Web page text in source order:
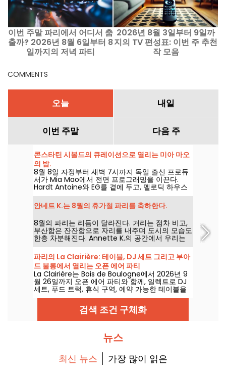
이번 주말 파리에서 어디서 춤
출까? 2026년 8월 6일부터 8
일까지의 저녁 파티
2026년 8월 3일부터 9일까
지의 TV 편성표: 이번 주 추천
작 모음
COMMENTS
오늘 내일
이번 주말 다음 주
콘스타틴 시볼드의 큐레이션으로 열리는 미아 마오
의 밤.
8월 8일 자정부터 새벽 7시까지 독일 출신 프로듀
서가 Mia Mao에서 전면 프로그래밍을 이끈다.
Hardt Antoine와 EG를 곁에 두고, 멜로딕 하우스
와 테크노를 넘나드는 경계의 밤을 펼친다.
안네트 K.는 8월의 휴가철 파리를 축하한다.
8월의 파리는 리듬이 달라진다. 거리는 점차 비고,
부산함은 잔잔함으로 자리를 내주며 도시의 모습도
한층 차분해진다. Annette K.의 공간에서 우리는
이 특별한 여백을 만끽하며 휴가의 분위기를 더 오
래 끌어안고, 발은 거의 물에 닿을 만큼 여유를 즐
긴 뒤 새 학기를 맞이한다.
파리의 La Clairière: 테이블, DJ 세트 그리고 부아
드 불롱에서 열리는 오픈 에어 파티
La Clairière는 Bois de Boulogne에서 2026년 9
월 26일까지 오픈 에어 파티와 함께, 일렉트로 DJ
세트, 푸드 트럭, 휴식 구역, 예약 가능한 테이블을
선보인다. 롱샹 도메인에 자리한 이 파리의 야외 클
럽은 매주 금요일과 토요일 저녁 관객을 맞이하며,
올여름 내내 다채로운 하이라이트를 선보인다.
검색 조건 구체화
뉴스
최신 뉴스 가장 많이 읽은